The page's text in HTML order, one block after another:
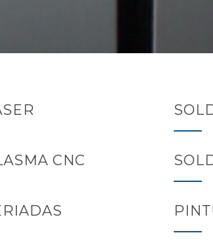
CNC